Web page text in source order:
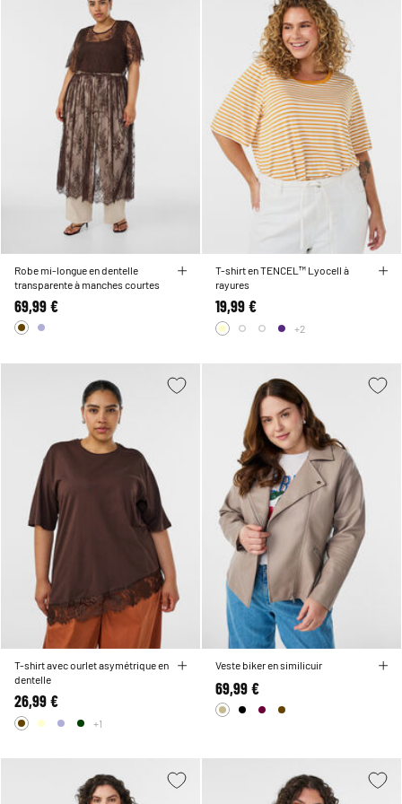
Robe mi-longue en dentelle
transparente à manches courtes
69,99 €
T-shirt en TENCEL™ Lyocell à
rayures
19,99 €
+2
T-shirt avec ourlet asymétrique en
dentelle
26,99 €
+1
Veste biker en similicuir
69,99 €